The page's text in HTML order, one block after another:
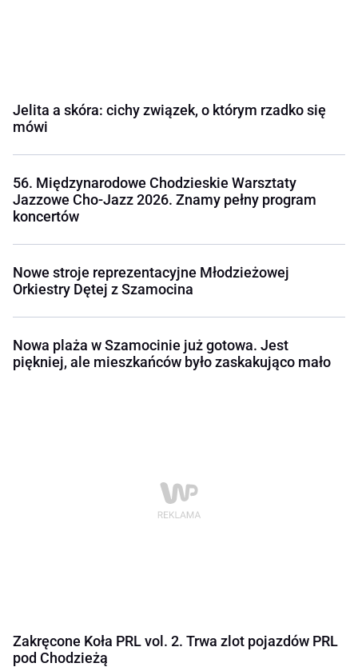
Jelita a skóra: cichy związek, o którym rzadko się
mówi
56. Międzynarodowe Chodzieskie Warsztaty
Jazzowe Cho-Jazz 2026. Znamy pełny program
koncertów
Nowe stroje reprezentacyjne Młodzieżowej
Orkiestry Dętej z Szamocina
Nowa plaża w Szamocinie już gotowa. Jest
piękniej, ale mieszkańców było zaskakująco mało
Zakręcone Koła PRL vol. 2. Trwa zlot pojazdów PRL
pod Chodzieżą